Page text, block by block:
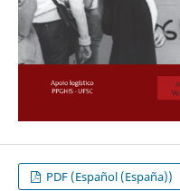
PDF (Español (España))